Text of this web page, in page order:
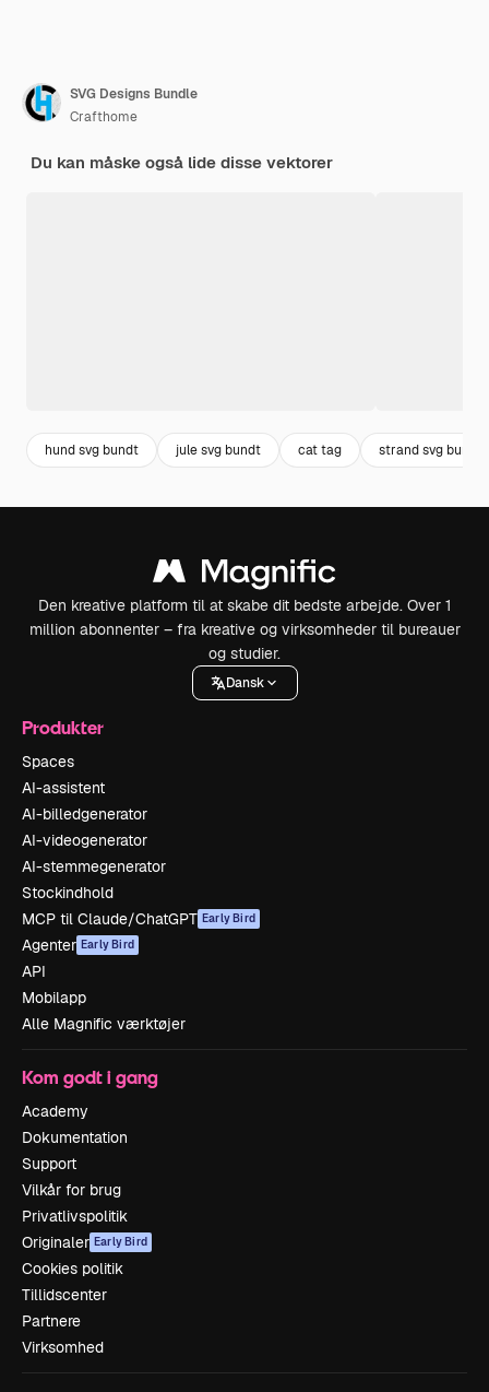
SVG Designs Bundle
Crafthome
Du kan måske også lide disse vektorer
hund svg bundt jule svg bundt cat tag strand svg bundt
Den kreative platform til at skabe dit bedste arbejde. Over 1
million abonnenter – fra kreative og virksomheder til bureauer
og studier.
Dansk
Produkter
Spaces
AI-assistent
AI-billedgenerator
AI-videogenerator
AI-stemmegenerator
Stockindhold
MCP til Claude/ChatGPT Early Bird
Agenter Early Bird
API
Mobilapp
Alle Magnific værktøjer
Kom godt i gang
Academy
Dokumentation
Support
Vilkår for brug
Privatlivspolitik
Originaler Early Bird
Cookies politik
Tillidscenter
Partnere
Virksomhed